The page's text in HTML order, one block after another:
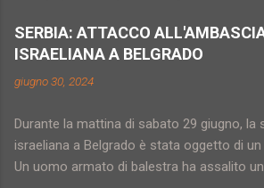
SERBIA: ATTACCO
ISRAELIANA A BELGRADO
giugno 30, 2024
Durante la mattina di sabato 29 giugno, la
israeliana a Belgrado è stata oggetto di
Un uomo armato di balestra ha assalito